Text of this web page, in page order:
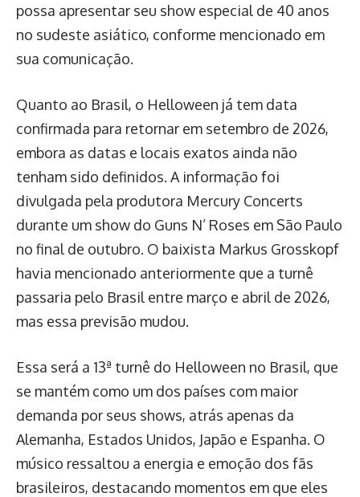
possa apresentar seu show especial de 40 anos
no sudeste asiático, conforme mencionado em
sua comunicação.
Quanto ao Brasil, o Helloween já tem data
confirmada para retornar em setembro de 2026,
embora as datas e locais exatos ainda não
tenham sido definidos. A informação foi
divulgada pela produtora Mercury Concerts
durante um show do Guns N’ Roses em São Paulo
no final de outubro. O baixista Markus Grosskopf
havia mencionado anteriormente que a turnê
passaria pelo Brasil entre março e abril de 2026,
mas essa previsão mudou.
Essa será a 13ª turnê do Helloween no Brasil, que
se mantém como um dos países com maior
demanda por seus shows, atrás apenas da
Alemanha, Estados Unidos, Japão e Espanha. O
músico ressaltou a energia e emoção dos fãs
brasileiros, destacando momentos em que eles